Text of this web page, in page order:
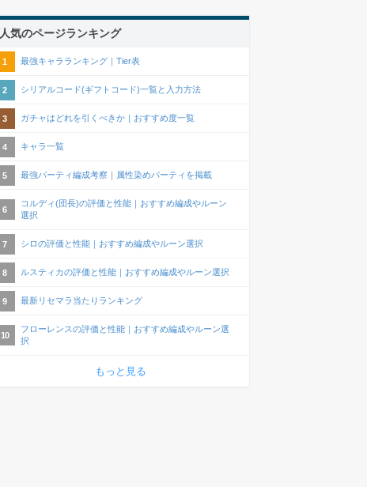
人気のページランキング
最強キャラランキング｜Tier表
シリアルコード(ギフトコード)一覧と入力方法
ガチャはどれを引くべきか｜おすすめ度一覧
キャラ一覧
最強パーティ編成考察｜属性染めパーティを掲載
コルディ(団長)の評価と性能｜おすすめ編成やルーン
選択
シロの評価と性能｜おすすめ編成やルーン選択
ルスティカの評価と性能｜おすすめ編成やルーン選択
最新リセマラ当たりランキング
フローレンスの評価と性能｜おすすめ編成やルーン選
択
もっと見る